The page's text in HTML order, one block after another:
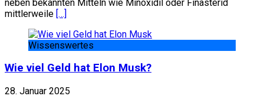
neben bekannten Mitteln wie Minoxidil oder Finasterid
mittlerweile […]
Wissenswertes
Wie viel Geld hat Elon Musk?
28. Januar 2025